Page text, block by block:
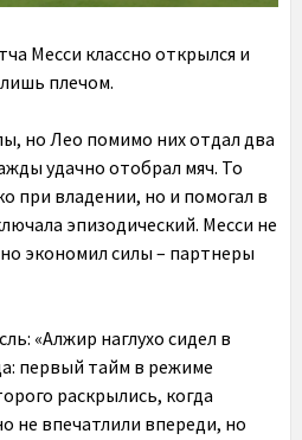
Месси классно открылся и
плечом.
но Лео помимо них отдал два
удачно отобрал мяч. То
при владении, но и помогал в
эпизодический. Месси не
экономил силы – партнеры
«Алжир наглухо сидел в
первый тайм в режиме
раскрылись, когда
не впечатлили впереди, но